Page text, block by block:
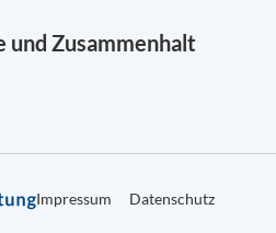
und Zusammenhalt
Impressum Datenschutz